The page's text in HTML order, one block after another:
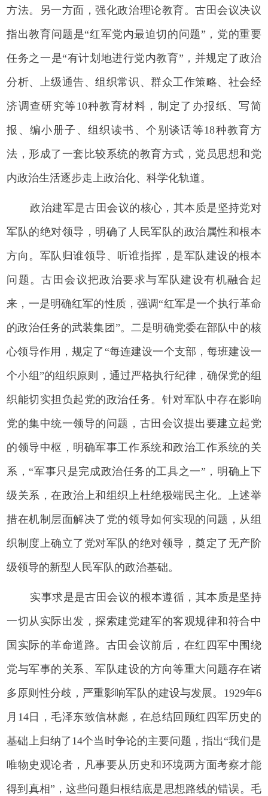
方法。另一方面，强化政治理论教育。古田会议决议
指出教育问题是“红军党内最迫切的问题”，党的重要
任务之一是“有计划地进行党内教育”，并规定了政治
分析、上级通告、组织常识、群众工作策略、社会经
济调查研究等10种教育材料，制定了办报纸、写简
报、编小册子、组织读书、个别谈话等18种教育方
法，形成了一套比较系统的教育方式，党员思想和党
内政治生活逐步走上政治化、科学化轨道。
政治建军是古田会议的核心，其本质是坚持党对
军队的绝对领导，明确了人民军队的政治属性和根本
方向。军队归谁领导、听谁指挥，是军队建设的根本
问题。古田会议把政治要求与军队建设有机融合起
来，一是明确红军的性质，强调“红军是一个执行革命
的政治任务的武装集团”。二是明确党委在部队中的核
心领导作用，规定了“每连建设一个支部，每班建设一
个小组”的组织原则，通过严格执行纪律，确保党的组
织能切实担负起党的政治任务。针对军队中存在影响
党的集中统一领导的问题，古田会议提出要建立起党
的领导中枢，明确军事工作系统和政治工作系统的关
系，“军事只是完成政治任务的工具之一”，明确上下
级关系，在政治上和组织上杜绝极端民主化。上述举
措在机制层面解决了党的领导如何实现的问题，从组
织制度上确立了党对军队的绝对领导，奠定了无产阶
级领导的新型人民军队的政治基础。
实事求是是古田会议的根本遵循，其本质是坚持
一切从实际出发，探索建党建军的客观规律和符合中
国实际的革命道路。古田会议前后，在红四军中围绕
党与军事的关系、军队建设的方向等重大问题存在诸
多原则性分歧，严重影响军队的建设与发展。1929年6
月14日，毛泽东致信林彪，在总结回顾红四军历史的
基础上归纳了14个当时争论的主要问题，指出“我们是
唯物史观论者，凡事要从历史和环境两方面考察才能
得到真相”，这些问题归根结底是思想路线的错误。毛